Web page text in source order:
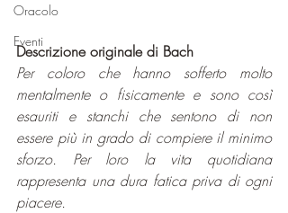
Oracolo
Eventi
Descrizione originale di Bach
Per coloro che hanno sofferto molto
mentalmente o fisicamente e sono così
esauriti e stanchi che sentono di non
essere più in grado di compiere il minimo
sforzo. Per loro la vita quotidiana
rappresenta una dura fatica priva di ogni
piacere.